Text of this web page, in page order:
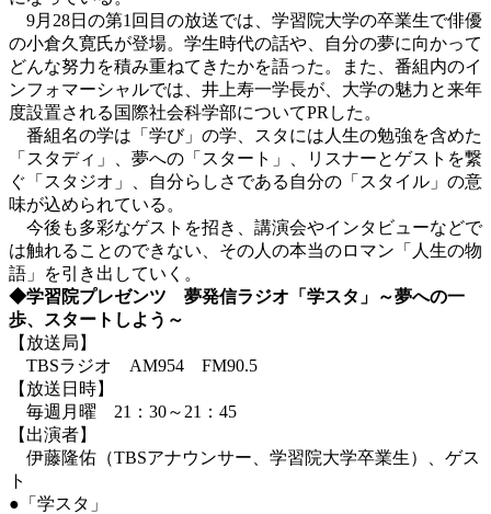
9月28日の第1回目の放送では、学習院大学の卒業生で俳優
の小倉久寛氏が登場。学生時代の話や、自分の夢に向かって
どんな努力を積み重ねてきたかを語った。また、番組内のイ
ンフォマーシャルでは、井上寿一学長が、大学の魅力と来年
度設置される国際社会科学部についてPRした。
番組名の学は「学び」の学、スタには人生の勉強を含めた
「スタディ」、夢への「スタート」、リスナーとゲストを繋
ぐ「スタジオ」、自分らしさである自分の「スタイル」の意
味が込められている。
今後も多彩なゲストを招き、講演会やインタビューなどで
は触れることのできない、その人の本当のロマン「人生の物
語」を引き出していく。
◆学習院プレゼンツ 夢発信ラジオ「学スタ」～夢への一
歩、スタートしよう～
【放送局】
TBSラジオ AM954 FM90.5
【放送日時】
毎週月曜 21：30～21：45
【出演者】
伊藤隆佑（TBSアナウンサー、学習院大学卒業生）、ゲス
ト
●「学スタ」